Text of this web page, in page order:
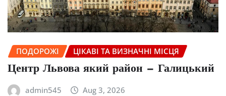
ПОДОРОЖІ ЦІКАВІ ТА ВИЗНАЧНІ МІСЦЯ
Центр Львова який район — Галицький
admin545 Aug 3, 2026